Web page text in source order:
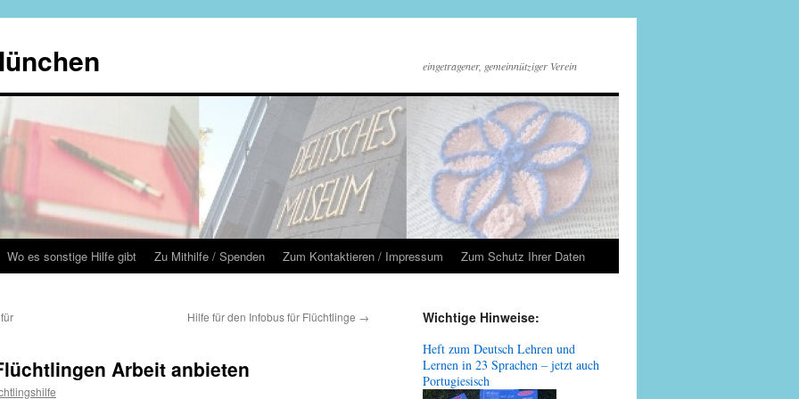
eingetragener, gemeinnütziger Verein
Wo es sonstige Hilfe gibt Zu Mithilfe / Spenden Zum Kontaktieren / Impressum Zum Schutz Ihrer Daten
Hilfe für den Infobus für Flüchtlinge →
Arbeit anbieten
Wichtige Hinweise:
Heft zum Deutsch Lehren und
Lernen in 23 Sprachen – jetzt auch
Portugiesisch